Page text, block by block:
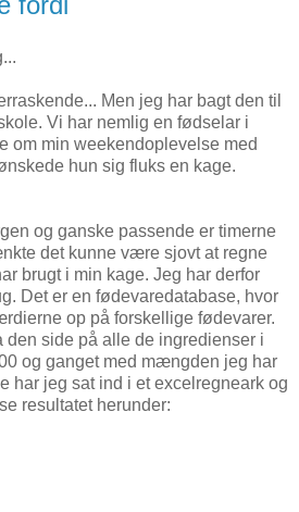
Men jeg har bagt den til
Vi har nemlig en fødselar i
om min weekendoplevelse med
hun sig fluks en kage.
og ganske passende er timerne
det kunne være sjovt at regne
brugt i min kage. Jeg har derfor
Det er en fødevaredatabase, hvor
op på forskellige fødevarer.
den side på alle de ingredienser i
og ganget med mængden jeg har
har jeg sat ind i et excelregneark og
resultatet herunder: